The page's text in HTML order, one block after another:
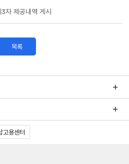
자 제공내역 게시
목록
고용센터